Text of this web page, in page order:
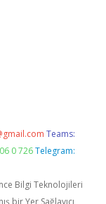
Teams:
0 726 Telegram:
Bilgi Teknolojileri
bir Yer Sağlayıcı